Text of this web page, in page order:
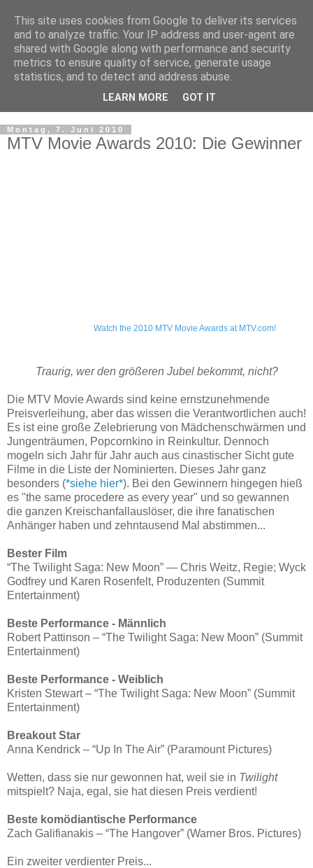
Montag, 7. Juni 2010
MTV Movie Awards 2010: Die Gewinner
Watch the 2010 MTV Movie Awards at MTV.com!
Traurig, wer den größeren Jubel bekommt, nicht?
Die MTV Movie Awards sind keine ernstzunehmende
Preisverleihung, aber das wissen die Verantwortlichen auch!
Es ist eine große Zelebrierung von Mädchenschwärmen und
Jungenträumen, Popcornkino in Reinkultur. Dennoch
mogeln sich Jahr für Jahr auch aus cinastischer Sicht gute
Filme in die Liste der Nominierten. Dieses Jahr ganz
besonders (*siehe hier*). Bei den Gewinnern hingegen hieß
es "the same procedere as every year" und so gewannen
die ganzen Kreischanfallauslöser, die ihre fanatischen
Anhänger haben und zehntausend Mal abstimmen...
Bester Film
“The Twilight Saga: New Moon” — Chris Weitz, Regie; Wyck
Godfrey und Karen Rosenfelt, Produzenten (Summit
Entertainment)
Beste Performance - Männlich
Robert Pattinson – “The Twilight Saga: New Moon” (Summit
Entertainment)
Beste Performance - Weiblich
Kristen Stewart – “The Twilight Saga: New Moon” (Summit
Entertainment)
Breakout Star
Anna Kendrick – “Up In The Air” (Paramount Pictures)
Wetten, dass sie nur gewonnen hat, weil sie in Twilight
mitspielt? Naja, egal, sie hat diesen Preis verdient!
Beste komödiantische Performance
Zach Galifianakis – “The Hangover” (Warner Bros. Pictures)
Ein zweiter verdienter Preis...
This site uses cookies from Google to deliver its services
and to analyze traffic. Your IP address and user-agent are
shared with Google along with performance and security
metrics to ensure quality of service, generate usage
statistics, and to detect and address abuse.
LEARN MORE GOT IT